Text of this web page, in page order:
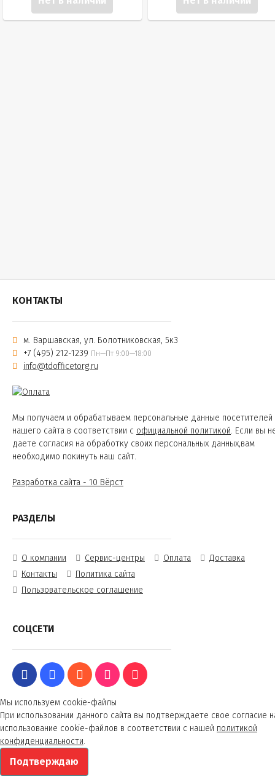
КОНТАКТЫ
м. Варшавская, ул. Болотниковская, 5к3
+7 (495) 212-1239 Пн—Пт 9:00—18:00
info@tdofficetorg.ru
Мы получаем и обрабатываем персональные данные посетителей
нашего сайта в соответствии с официальной политикой. Если вы
даете согласия на обработку своих персональных данных,вам
необходимо покинуть наш сайт.
Разработка сайта - 10 Вёрст
РАЗДЕЛЫ
О компании Сервис-центры Оплата
Доставка
Контакты
Политика сайта
Пользовательское соглашение
СОЦСЕТИ
Мы используем cookie-файлы
При использовании данного сайта вы подтверждаете свое согласие
использование cookie-файлов в соответствии с нашей политикой
конфиденциальности.
Подтверждаю